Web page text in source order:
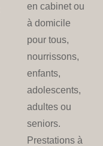
en cabinet ou
à domicile
pour tous,
nourrissons,
enfants,
adolescents,
adultes ou
seniors.
Prestations à